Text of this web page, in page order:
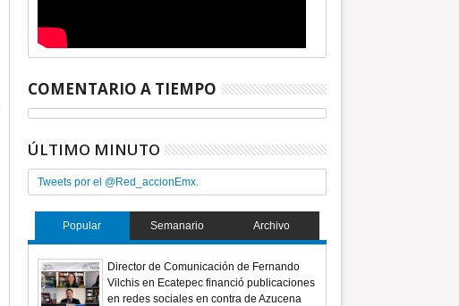
COMENTARIO A TIEMPO
ÚLTIMO MINUTO
Tweets por el @Red_accionEmx.
Popular Semanario Archivo
Director de Comunicación de Fernando
Vilchis en Ecatepec financió publicaciones
en redes sociales en contra de Azucena